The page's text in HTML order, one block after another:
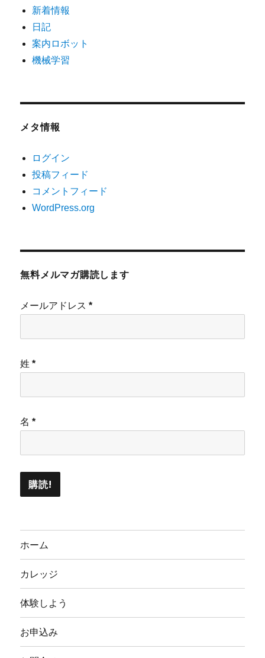
新着情報
日記
案内ロボット
機械学習
メタ情報
ログイン
投稿フィード
コメントフィード
WordPress.org
無料メルマガ購読します
メールアドレス*
姓*
名*
ホーム
カレッジ
体験しよう
お申込み